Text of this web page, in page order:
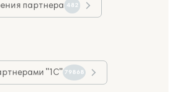
партнера 482
"1С" 79868